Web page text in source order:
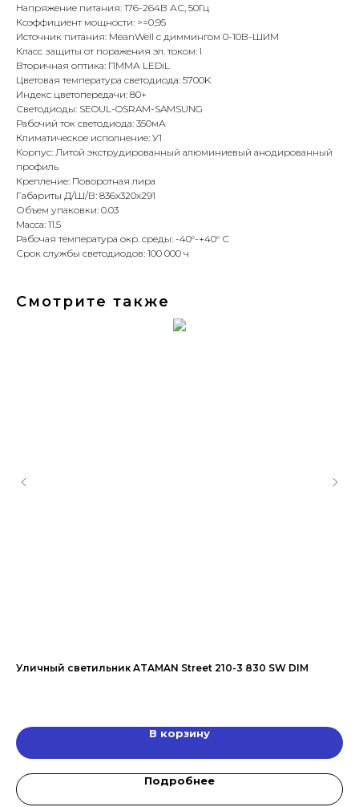
Напряжение питания: 176-264В АС, 50Гц
Коэффициент мощности: >=0,95
Источник питания: MeanWell с диммингом 0-10В-ШИМ
Класс защиты от поражения эл. током: I
Вторичная оптика: ПММА LEDiL
Цветовая температура светодиода: 5700K
Индекс цветопередачи: 80+
Светодиоды: SEOUL-OSRAM-SAMSUNG
Рабочий ток светодиода: 350мА
Климатическое исполнение: У1
Корпус: Литой экструдированный алюминиевый анодированный
профиль
Крепление: Поворотная лира
Габариты Д/Ш/В: 836x320x291
Объем упаковки: 0.03
Масса: 11.5
Рабочая температура окр. среды: -40°-+40° С
Срок службы светодиодов: 100 000 ч
Смотрите также
Уличный светильник ATAMAN Street 210-3 830 SW DIM
В корзину
Подробнее